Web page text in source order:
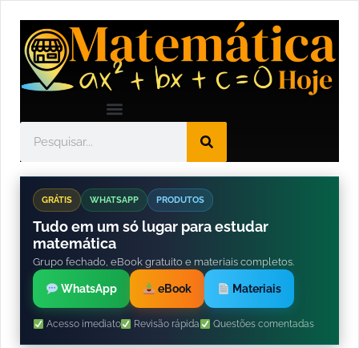
GRÁTIS WHATSAPP PRODUTOS
Tudo em um só lugar para estudar
matemática
Grupo fechado, eBook gratuito e materiais completos.
WhatsApp eBook Materiais
Acesso imediato Revisão rápida Questões comentadas